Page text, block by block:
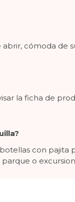
cómoda de
la ficha de
con
o